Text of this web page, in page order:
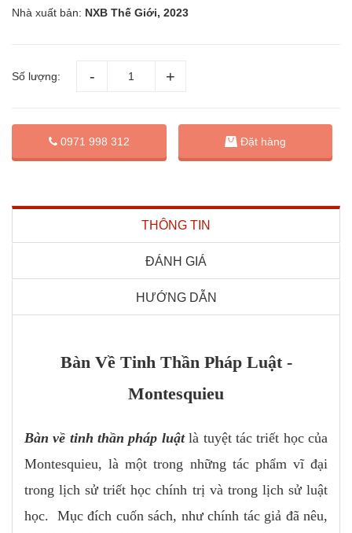
Nhà xuất bản: NXB Thế Giới, 2023
Số lượng:
0971 998 312 Đặt hàng
THÔNG TIN
ĐÁNH GIÁ
HƯỚNG DẪN
Bàn Về Tinh Thần Pháp Luật -
Montesquieu
Bàn về tinh thần pháp luậtlà tuyệt tác triết học của
Montesquieu, là một trong những tác phẩm vĩ đại
trong lịch sử triết học chính trị và trong lịch sử luật
học. Mục đích cuốn sách, như chính tác giả đã nêu,